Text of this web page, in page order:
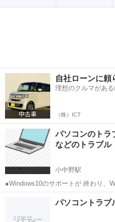
自社ローンに頼
理想のクルマがあ
（株）ICT
パソコンのトラ
などのトラブ
小中野駅
●Windows10のサポートが 終わり、
ど… 新しく買うのは、勿体ない。 こんな悩みを、 お持ちの皆さん、
古いパソコンなどで Windows 8や
小中野駅 パ
パソコントラブ